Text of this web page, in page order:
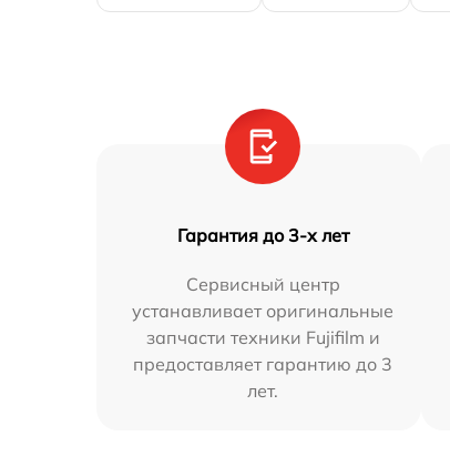
Гарантия до 3-х лет
Сервисный центр
устанавливает оригинальные
запчасти техники Fujifilm и
предоставляет гарантию до 3
лет.